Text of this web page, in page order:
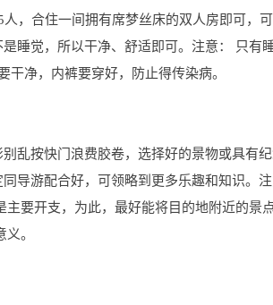
，合住一间拥有席梦丝床的双人房即可，
睡觉，所以干净、舒适即可。注意： 只有
净，内裤要穿好，防止得传染病。
乱按快门浪费胶卷，选择好的景物或具有
导游配合好，可领略到更多乐趣和知识。注
要开支，为此，最好能将目的地附近的景
。